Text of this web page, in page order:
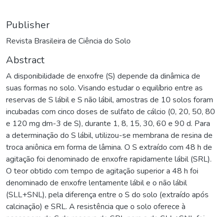
Publisher
Revista Brasileira de Ciência do Solo
Abstract
A disponibilidade de enxofre (S) depende da dinâmica de
suas formas no solo. Visando estudar o equilíbrio entre as
reservas de S lábil e S não lábil, amostras de 10 solos foram
incubadas com cinco doses de sulfato de cálcio (0, 20, 50, 80
e 120 mg dm-3 de S), durante 1, 8, 15, 30, 60 e 90 d. Para
a determinação do S lábil, utilizou-se membrana de resina de
troca aniônica em forma de lâmina. O S extraído com 48 h de
agitação foi denominado de enxofre rapidamente lábil (SRL).
O teor obtido com tempo de agitação superior a 48 h foi
denominado de enxofre lentamente lábil e o não lábil
(SLL+SNL), pela diferença entre o S do solo (extraído após
calcinação) e SRL. A resistência que o solo oferece à